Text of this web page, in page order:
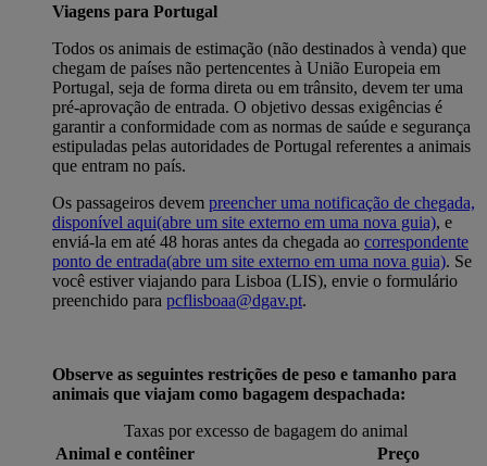
Viagens para Portugal
Todos os animais de estimação (não destinados à venda) que
chegam de países não pertencentes à União Europeia em
Portugal, seja de forma direta ou em trânsito, devem ter uma
pré-aprovação de entrada. O objetivo dessas exigências é
garantir a conformidade com as normas de saúde e segurança
estipuladas pelas autoridades de Portugal referentes a animais
que entram no país.
Os passageiros devem preencher uma notificação de chegada,
disponível aqui(abre um site externo em uma nova guia), e
enviá-la em até 48 horas antes da chegada ao correspondente
ponto de entrada(abre um site externo em uma nova guia). Se
você estiver viajando para Lisboa (LIS), envie o formulário
preenchido para pcflisboaa@dgav.pt.
Observe as seguintes restrições de peso e tamanho para
animais que viajam como bagagem despachada:
Taxas por excesso de bagagem do animal
Animal e contêiner
Preço